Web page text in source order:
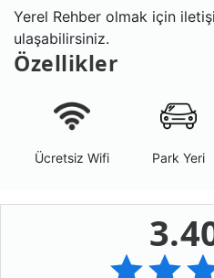
Yerel Rehber olmak için
ulaşabilirsiniz.
Özellikler
Ücretsiz Wifi Park Yeri